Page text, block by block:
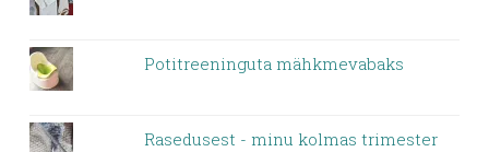
Potitreeninguta mähkmevabaks
Rasedusest - minu kolmas trimester